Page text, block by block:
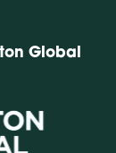
Global